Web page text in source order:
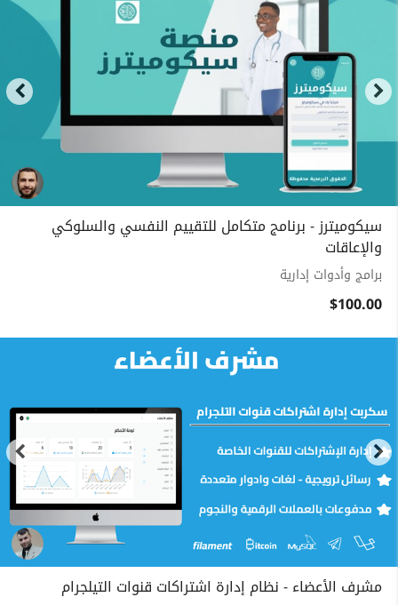
سيكوميترز - برنامج متكامل للتقييم النفسي والسلوكي
والإعاقات
برامج وأدوات إدارية
$100.00
مشرف الأعضاء - نظام إدارة اشتراكات قنوات التيلجرام